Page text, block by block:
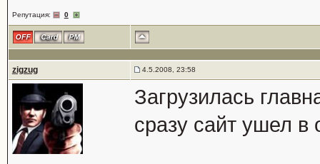
Репутация: 0
zigzug 4.5.2008, 23:58
Загрузилась
сразу сайт ушел в